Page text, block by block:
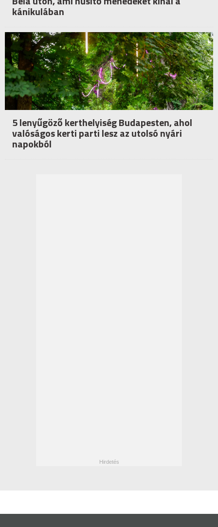
kánikulában
5 lenyűgöző kerthelyiség Budapesten, ahol
valóságos kerti parti lesz az utolsó nyári
napokból